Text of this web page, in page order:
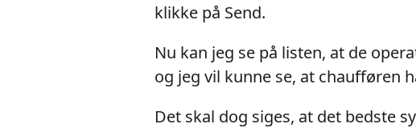
klikke på Send.
Nu kan jeg se på listen, at de
og jeg vil kunne se, at chaufføren
Det skal dog siges, at det bedste